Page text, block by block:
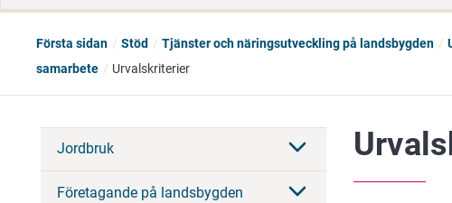
Första sidan Stöd Tjänster och näringsutveckling på landsbygden
samarbete
Urvalskriterier
Jordbruk
Företagande på landsbygden